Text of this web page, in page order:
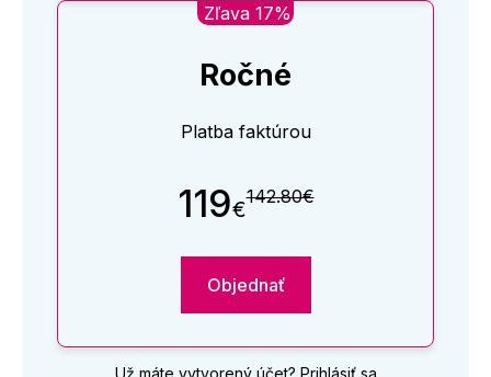
Zľava 17%
Ročné
Platba faktúrou
119€142.80€
Objednať
Už máte vytvorený účet? Prihlásiť sa